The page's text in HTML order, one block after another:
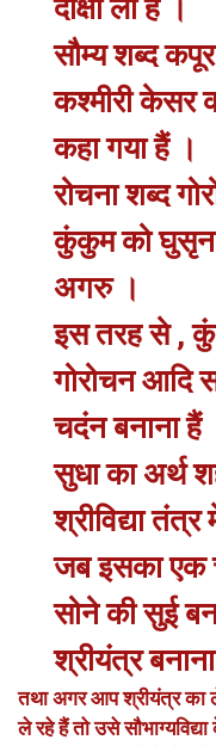
दीक्षा ली है ।
सौम्य शब्द
कश्मीरी केसर
कहा गया हैं ।
रोचना शब्द
कुंकुम को घुसृन
अगरु ।
इस तरह से ,
गोरोचन आदि
चदंन बनाना हैं
सुधा का अर्थ
श्रीविद्या
जब इसका एक
सोने की सुई
श्रीयंत्र
तथा अगर आप श्रीयंत्र का
ले रहे हैं तो उसे